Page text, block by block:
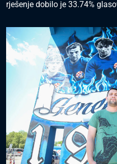
rješenje dobilo je 33.74%